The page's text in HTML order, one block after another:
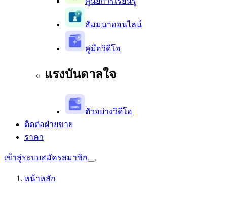
สัมมนาออนไลน์
คู่มือวิดีโอ
แรงบันดาลใจ
ตัวอย่างวิดีโอ
ติดต่อฝ่ายขาย
ราคา
เข้าสู่ระบบสมัครสมาชิก
หน้าหลัก